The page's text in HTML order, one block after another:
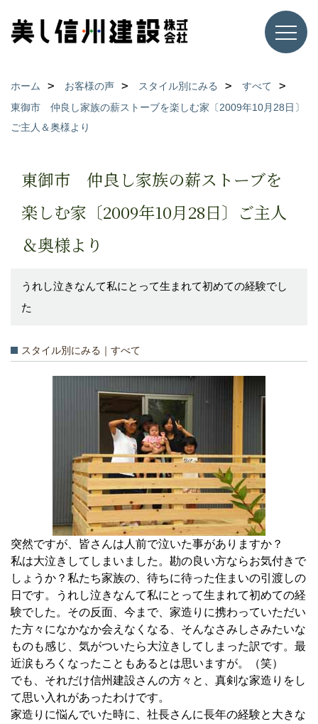
ホーム お客様の声 スタイル別にみる
すべて
東御市 仲良し家族の薪ストーブを楽しむ家〔2009年10月28日〕
ご主人＆奥様より
東御市 仲良し家族の薪ストーブを
楽しむ家〔2009年10月28日〕ご主人
＆奥様より
うれし泣きなんて私にとって生まれて初めての経験でし
た
スタイル別にみる｜すべて
突然ですが、皆さんは人前で泣いた事がありますか？
私は大泣きしてしまいました。勘の良い方ならお気付きで
しょうか？私たち家族の、待ちに待った住まいの引渡しの
日です。うれし泣きなんて私にとって生まれて初めての経
験でした。その反面、今まで、家造りに携わっていただい
た方々になかなか会えなくなる、そんなさみしさみたいな
ものも感じ、気がついたら大泣きしてしまった訳です。最
近涙もろくなったこともあるとは思いますが。（笑）
でも、それだけ信州建設さんの方々と、真剣な家造りをし
て思い入れがあったわけです。
家造りに悩んでいた時に、社長さんに長年の経験と大きな